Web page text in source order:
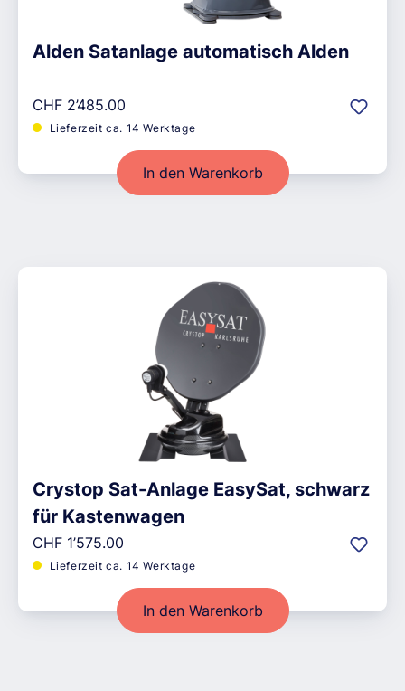
Alden Satanlage automatisch Alden
Regulärer Preis:
CHF 2’485.00
Lieferzeit ca. 14 Werktage
In den Warenkorb
Crystop Sat-Anlage EasySat, schwarz
für Kastenwagen
Regulärer Preis:
CHF 1’575.00
Lieferzeit ca. 14 Werktage
In den Warenkorb